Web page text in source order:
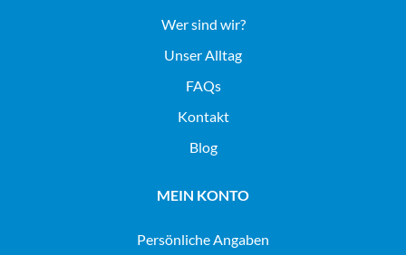
Wer sind wir?
Unser Alltag
FAQs
Kontakt
Blog
MEIN KONTO
Persönliche Angaben